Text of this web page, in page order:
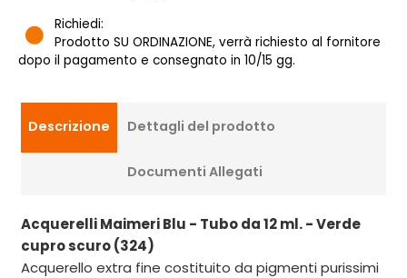
Richiedi:
Prodotto SU ORDINAZIONE, verrà richiesto al fornitore
dopo il pagamento e consegnato in 10/15 gg.
Descrizione Dettagli del prodotto
Documenti Allegati
Acquerelli Maimeri Blu - Tubo da 12 ml. - Verde
cupro scuro (324)
Acquerello extra fine costituito da pigmenti purissimi